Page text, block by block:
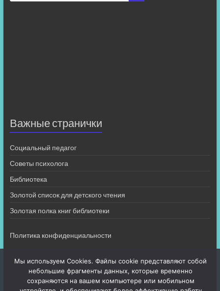
Важные странички
Социальный педагог
Советы психолога
Библиотека
Золотой список для детского чтения
Золотая полка книг библиотеки
Политика конфиденциальности
Мы используем Cookies. Файлы cookie представляют собой
небольшие фрагменты данных, которые временно
сохраняются на вашем компьютере или мобильном